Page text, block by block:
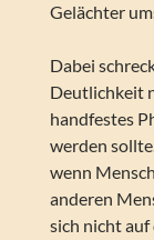
Gelächter
Dabei
Deutlichkeit
handfestes
werden
wenn
anderen
sich nicht